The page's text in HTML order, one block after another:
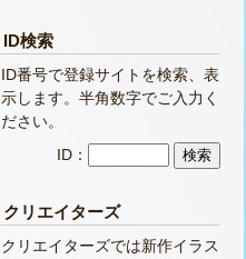
ID検索
ID番号で登録サイトを検索、表
示します。半角数字でご入力く
ださい。
ID：
クリエイターズ
クリエイターズでは新作イラス